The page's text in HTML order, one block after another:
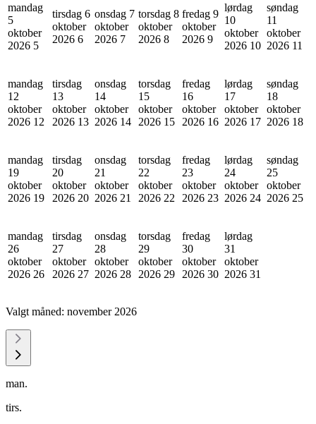
mandag
5
oktober
2026 5
tirsdag 6
oktober
2026 6
onsdag 7
oktober
2026 7
torsdag 8
oktober
2026 8
fredag 9
oktober
2026 9
lørdag
10
oktober
2026 10
søndag
11
oktober
2026 11
mandag
12
oktober
2026 12
tirsdag
13
oktober
2026 13
onsdag
14
oktober
2026 14
torsdag
15
oktober
2026 15
fredag
16
oktober
2026 16
lørdag
17
oktober
2026 17
søndag
18
oktober
2026 18
mandag
19
oktober
2026 19
tirsdag
20
oktober
2026 20
onsdag
21
oktober
2026 21
torsdag
22
oktober
2026 22
fredag
23
oktober
2026 23
lørdag
24
oktober
2026 24
søndag
25
oktober
2026 25
mandag
26
oktober
2026 26
tirsdag
27
oktober
2026 27
onsdag
28
oktober
2026 28
torsdag
29
oktober
2026 29
fredag
30
oktober
2026 30
lørdag
31
oktober
2026 31
Valgt måned: november 2026
man.
tirs.